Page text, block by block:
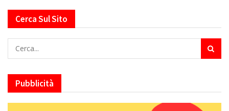
Cerca Sul Sito
Pubblicità